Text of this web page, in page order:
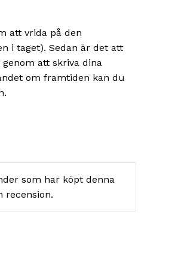
att vrida på den
i taget). Sedan är det att
att skriva dina
om framtiden kan du
som har köpt denna
recension.